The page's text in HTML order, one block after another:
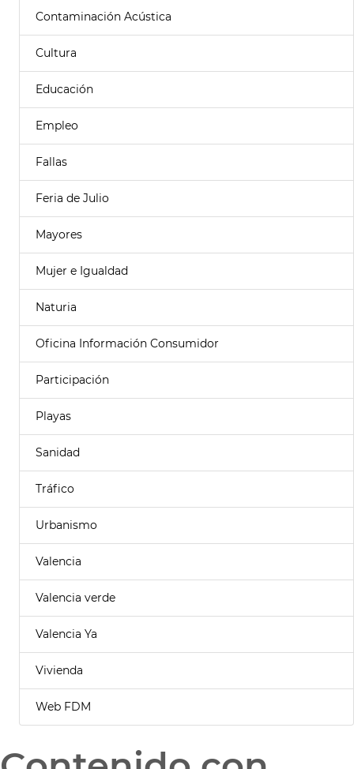
Contaminación Acústica
Cultura
Educación
Empleo
Fallas
Feria de Julio
Mayores
Mujer e Igualdad
Naturia
Oficina Información Consumidor
Participación
Playas
Sanidad
Tráfico
Urbanismo
Valencia
Valencia verde
Valencia Ya
Vivienda
Web FDM